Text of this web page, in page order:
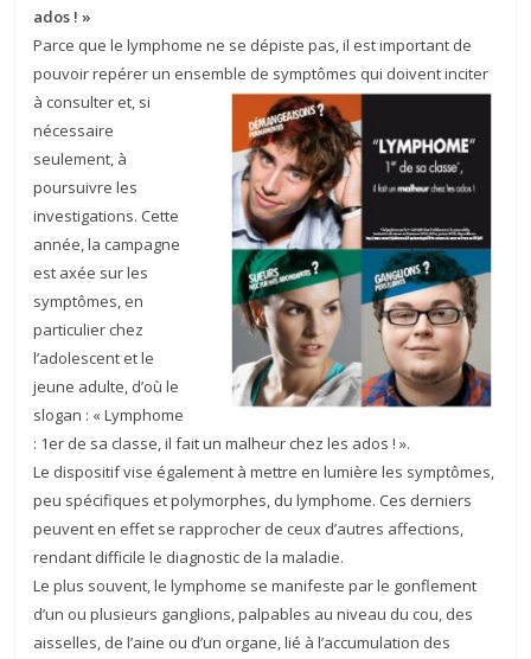
ados ! »
Parce que le lymphome ne se dépiste pas, il est important de
pouvoir repérer un ensemble de symptômes qui doivent inciter
à consulter et, si
nécessaire
seulement, à
poursuivre les
investigations. Cette
année, la campagne
est axée sur les
symptômes, en
particulier chez
l’adolescent et le
jeune adulte, d’où le
slogan : « Lymphome
: 1er de sa classe, il fait un malheur chez les ados ! ».
Le dispositif vise également à mettre en lumière les symptômes,
peu spécifiques et polymorphes, du lymphome. Ces derniers
peuvent en effet se rapprocher de ceux d’autres affections,
rendant difficile le diagnostic de la maladie.
Le plus souvent, le lymphome se manifeste par le gonflement
d’un ou plusieurs ganglions, palpables au niveau du cou, des
aisselles, de l’aine ou d’un organe, lié à l’accumulation des